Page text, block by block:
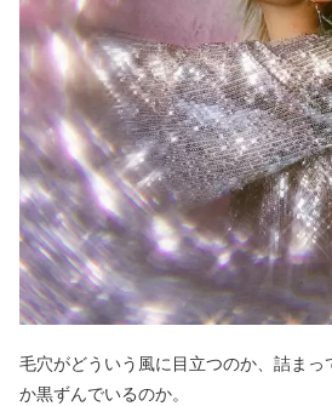
毛穴がどういう風に目立つのか、詰ま
か黒ずんでいるのか。